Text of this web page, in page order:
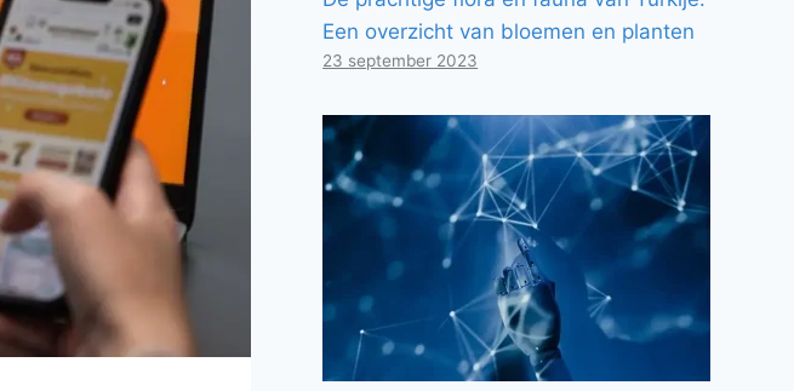
Een overzicht van bloemen en planten
23 september 2023